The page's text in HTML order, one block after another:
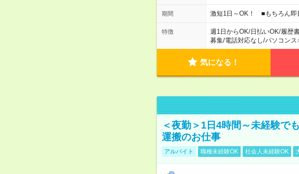
期間 激短1日～OK！ ■もちろん即
特徴 週1日からOK/日払いOK/履歴
募集/電話対応なし/パソコンス
気になる！
＜夜勤＞1日4時間～未経験で
運搬のお仕事
アルバイト 職種未経験OK 社会人未経験OK